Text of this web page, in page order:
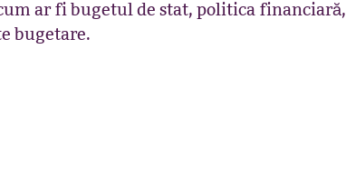
ar fi bugetul de stat, politica financiară,
bugetare.